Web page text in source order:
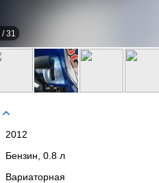
/31
2012
Бензин, 0.8 л
Вариаторная